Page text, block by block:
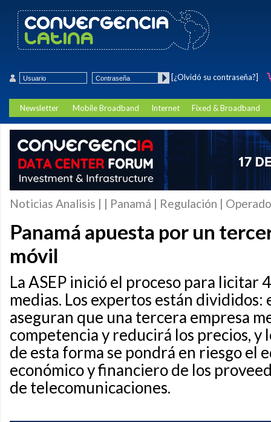
[¿Olvidó su contraseña?]
Newsletter Mobile Broadband Internet Fixed & Broadband
Noticias Analisis | | Panamá | Regulación |
Panamá apuesta por un
móvil
La ASEP inició el proceso para licitar
medias. Los expertos están divididos:
aseguran que una tercera empresa
competencia y reducirá los precios, y
de esta forma se pondrá en riesgo el
económico y financiero de los
de telecomunicaciones.